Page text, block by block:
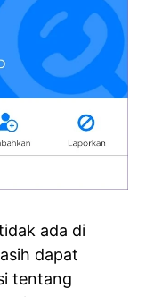
ada di
dapat
tentang